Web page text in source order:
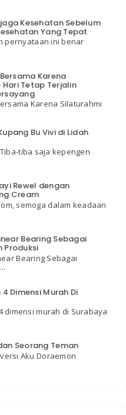
Kesehatan Sebelum
Yang Tepat
pernyataan ini benar
Karena
Tetap Terjalin
Karena Silaturahmi
Bu Vivi di Lidah
tiba saja kepengen
Rewel dengan
Cream
semoga dalam keadaan
Bearing Sebagai
Produksi
Bearing Sebagai
4 Dimensi Murah Di
dimensi murah di Surabaya
Seorang Teman
Aku Doraemon